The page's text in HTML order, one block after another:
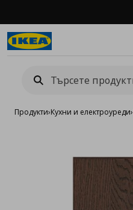
Продукти›Кухни и електроуреди›